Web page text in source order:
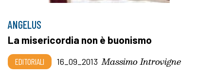
ANGELUS
La misericordia non è buonismo
EDITORIALI 16_09_2013 Massimo Introvigne